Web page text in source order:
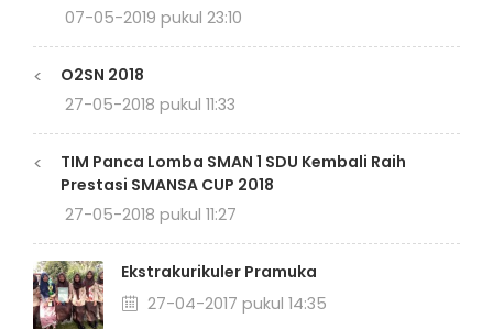
07-05-2019 pukul 23:10
<
O2SN 2018
27-05-2018 pukul 11:33
<
TIM Panca Lomba SMAN 1 SDU Kembali Raih
Prestasi SMANSA CUP 2018
27-05-2018 pukul 11:27
Ekstrakurikuler Pramuka
27-04-2017 pukul 14:35